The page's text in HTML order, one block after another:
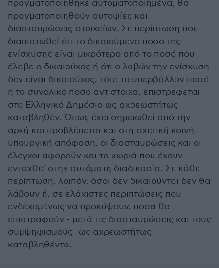
πραγματοποιήθηκε αυτοματοποιημένα, θα
πραγματοποιηθούν αυτοψίες και
διασταυρώσεις στοιχείων. Σε περίπτωση που
διαπιστωθεί ότι το δικαιούμενο ποσό της
ενίσχυσης είναι μικρότερο από το ποσό που
έλαβε ο δικαιούχος ή ότι ο λαβών την ενίσχυση
δεν είναι δικαιούχος, τότε το υπερβάλλον ποσό
ή το συνολικό ποσό αντίστοιχα, επιστρέφεται
στο Ελληνικό Δημόσιο ως αχρεωστήτως
καταβληθέν. Όπως έχει σημειωθεί από την
αρχή και προβλέπεται και στη σχετική κοινή
υπουργική απόφαση, οι διασταυρώσεις και οι
έλεγχοι αφορούν και τα χωριά που έχουν
ενταχθεί στην αυτόματη διαδικασία. Σε κάθε
περίπτωση, λοιπόν, όσοι δεν δικαιούνται δεν θα
λάβουν ή, σε ελάχιστες περιπτώσεις που
ενδεχομένως να προκύψουν, ποσά θα
επιστραφούν - μετά τις διασταυρώσεις και τους
συμψηφισμούς- ως αχρεωστήτως
καταβληθέντα.